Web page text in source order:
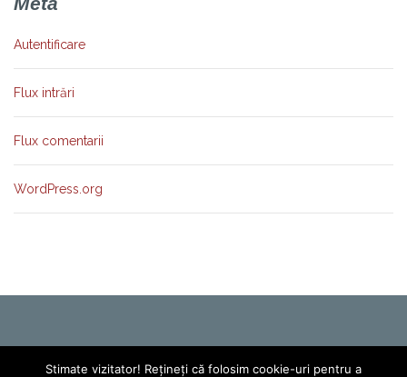
Autentificare
Flux intrări
Flux comentarii
WordPress.org
Stimate vizitator! Rețineți că folosim cookie-uri pentru a